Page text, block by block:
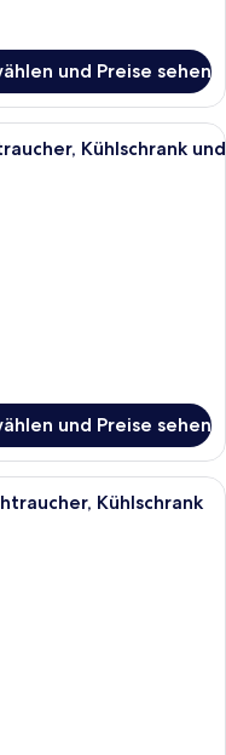
und Preise sehen
bezogenes Bett mit
Kühlschrank und
und Preise sehen
bezogenes Bett mit
Kühlschrank